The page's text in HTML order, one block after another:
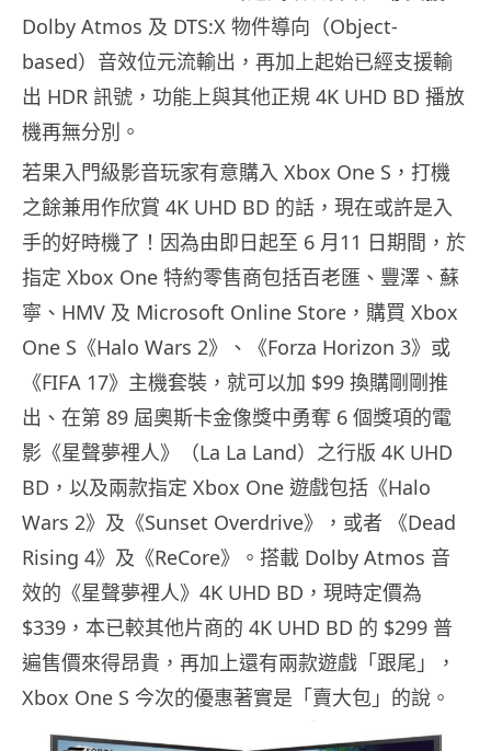
Dolby Atmos 及 DTS:X 物件導向（Object-
based）音效位元流輸出，再加上起始已經支援輸
出 HDR 訊號，功能上與其他正規 4K UHD BD 播放
機再無分別。
若果入門級影音玩家有意購入 Xbox One S，打機
之餘兼用作欣賞 4K UHD BD 的話，現在或許是入
手的好時機了！因為由即日起至 6 月11 日期間，於
指定 Xbox One 特約零售商包括百老匯、豐澤、蘇
寧、HMV 及 Microsoft Online Store，購買 Xbox
One S《Halo Wars 2》、《Forza Horizon 3》或
《FIFA 17》主機套裝，就可以加 $99 換購剛剛推
出、在第 89 屆奧斯卡金像獎中勇奪 6 個獎項的電
影《星聲夢裡人》（La La Land）之行版 4K UHD
BD，以及兩款指定 Xbox One 遊戲包括《Halo
Wars 2》及《Sunset Overdrive》，或者 《Dead
Rising 4》及《ReCore》。搭載 Dolby Atmos 音
效的《星聲夢裡人》4K UHD BD，現時定價為
$339，本已較其他片商的 4K UHD BD 的 $299 普
遍售價來得昂貴，再加上還有兩款遊戲「跟尾」，
Xbox One S 今次的優惠著實是「賣大包」的說。